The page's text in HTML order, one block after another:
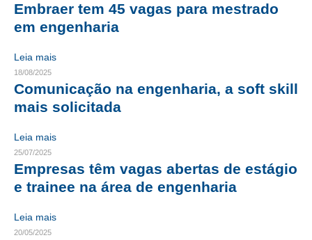
FGTS EXPURGOS
FGTS CORREÇÃO
LEGISLAÇÃO
LEI 4.950-A/1966 – PISO SALARIAL
LEI 6.496/1977 – ART
RES 1.002/2002 – CÓDIGO DE ÉTICA
PISO SALARIAL
Embraer tem 45 vagas para mestrado
em engenharia
Leia mais
18/08/2025
Comunicação na engenharia, a soft skill
mais solicitada
Leia mais
25/07/2025
Empresas têm vagas abertas de estágio
e trainee na área de engenharia
Leia mais
20/05/2025